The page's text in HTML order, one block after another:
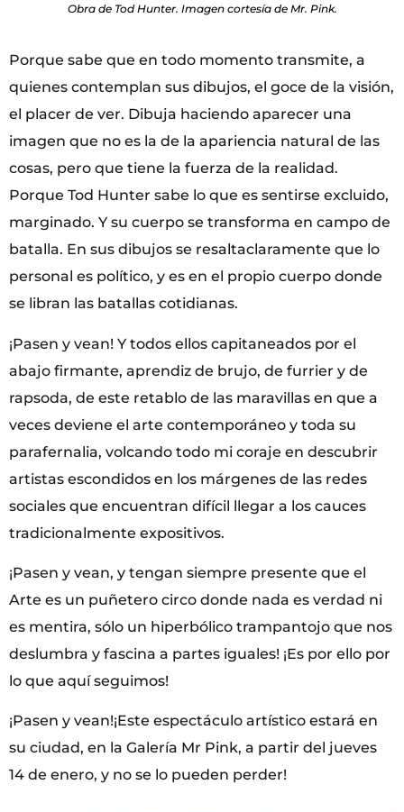
Obra de Tod Hunter. Imagen cortesía de Mr. Pink.
Porque sabe que en todo momento transmite, a
quienes contemplan sus dibujos, el goce de la visión,
el placer de ver. Dibuja haciendo aparecer una
imagen que no es la de la apariencia natural de las
cosas, pero que tiene la fuerza de la realidad.
Porque Tod Hunter sabe lo que es sentirse excluido,
marginado. Y su cuerpo se transforma en campo de
batalla. En sus dibujos se resaltaclaramente que lo
personal es político, y es en el propio cuerpo donde
se libran las batallas cotidianas.
¡Pasen y vean! Y todos ellos capitaneados por el
abajo firmante, aprendiz de brujo, de furrier y de
rapsoda, de este retablo de las maravillas en que a
veces deviene el arte contemporáneo y toda su
parafernalia, volcando todo mi coraje en descubrir
artistas escondidos en los márgenes de las redes
sociales que encuentran difícil llegar a los cauces
tradicionalmente expositivos.
¡Pasen y vean, y tengan siempre presente que el
Arte es un puñetero circo donde nada es verdad ni
es mentira, sólo un hiperbólico trampantojo que nos
deslumbra y fascina a partes iguales! ¡Es por ello por
lo que aquí seguimos!
¡Pasen y vean!¡Este espectáculo artístico estará en
su ciudad, en la Galería Mr Pink, a partir del jueves
14 de enero, y no se lo pueden perder!